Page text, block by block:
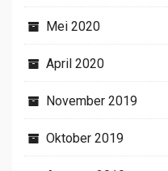
Mei 2020
April 2020
November 2019
Oktober 2019